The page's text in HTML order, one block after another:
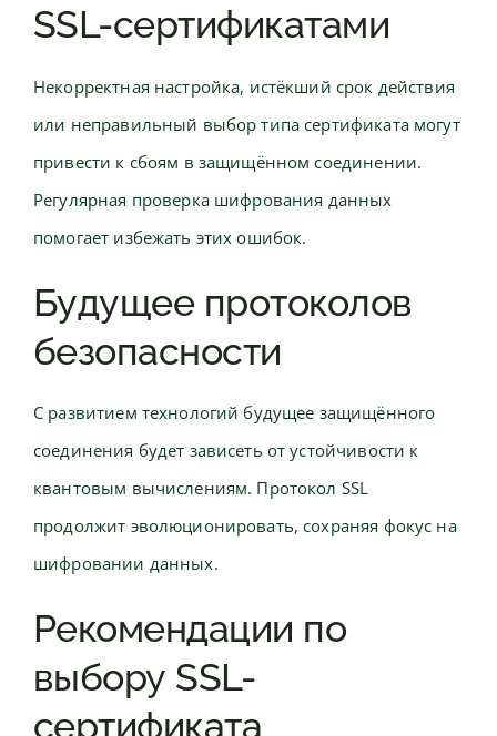
SSL-сертификатами
Некорректная настройка, истёкший срок действия
или неправильный выбор типа сертификата могут
привести к сбоям в защищённом соединении.
Регулярная проверка шифрования данных
помогает избежать этих ошибок.
Будущее протоколов
безопасности
С развитием технологий будущее защищённого
соединения будет зависеть от устойчивости к
квантовым вычислениям. Протокол SSL
продолжит эволюционировать, сохраняя фокус на
шифровании данных.
Рекомендации по
выбору SSL-
сертификата